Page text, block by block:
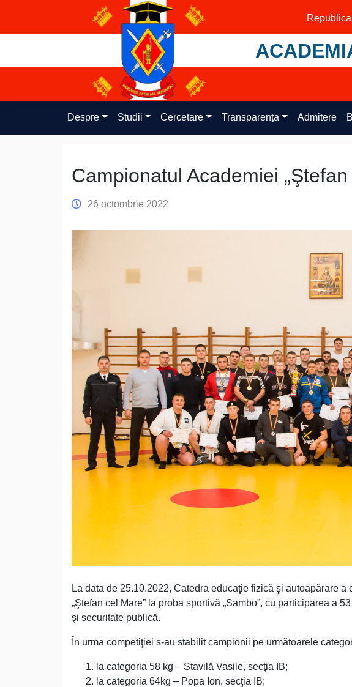
content
Despre Studii Cercetare Transparența Admitere
Campionatul Academiei „Ştefan
26 octombrie 2022
La data de 25.10.2022, Catedra educaţie fizică şi autoapărare
„Ştefan cel Mare” la proba sportivă „Sambo”, cu participarea a
şi securitate publică.
În urma competiţiei s-au stabilit campionii pe următoarele
la categoria 58 kg – Stavilă Vasile, secţia IB;
la categoria 64kg – Popa Ion, secţia IB;